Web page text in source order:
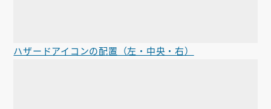
ハザードアイコンの配置（左・中央・右）